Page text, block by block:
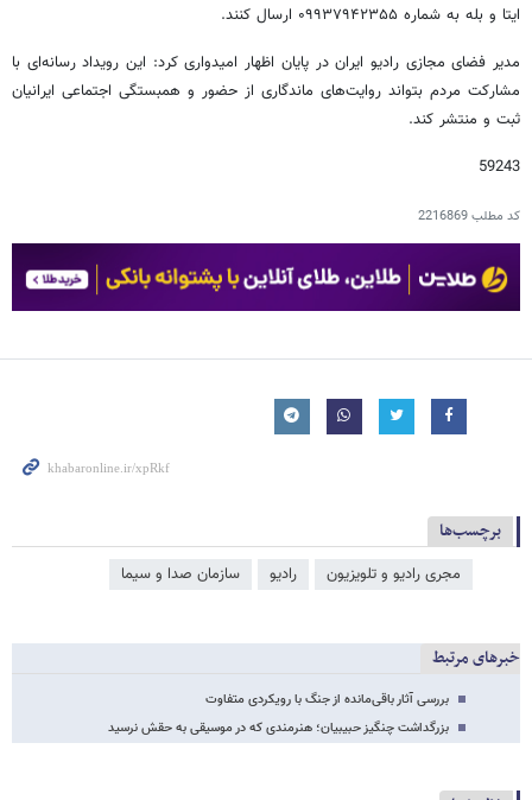
ایتا و بله به شماره ۰۹۹۳۷۹۴۲۳۵۵ ارسال کنند.
مدیر فضای مجازی رادیو ایران در پایان اظهار امیدواری کرد: این رویداد رسانه‌ای با
مشارکت مردم بتواند روایت‌های ماندگاری از حضور و همبستگی اجتماعی ایرانیان
ثبت و منتشر کند.
59243
کد مطلب2216869
برچسب‌ها
مجری رادیو و تلویزیون رادیو سازمان صدا و سیما
خبرهای مرتبط
بررسی آثار باقی‌مانده از جنگ با رویکردی متفاوت
بزرگداشت چنگیز حبیبیان؛ هنرمندی که در موسیقی به حقش نرسید